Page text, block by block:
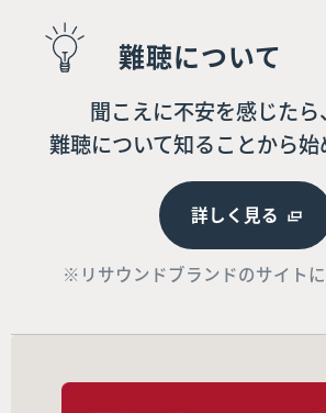
難聴について
聞こえに不安を感じた
難聴について知ることから始
詳しく見る
※リサウンドブランドのサイトに